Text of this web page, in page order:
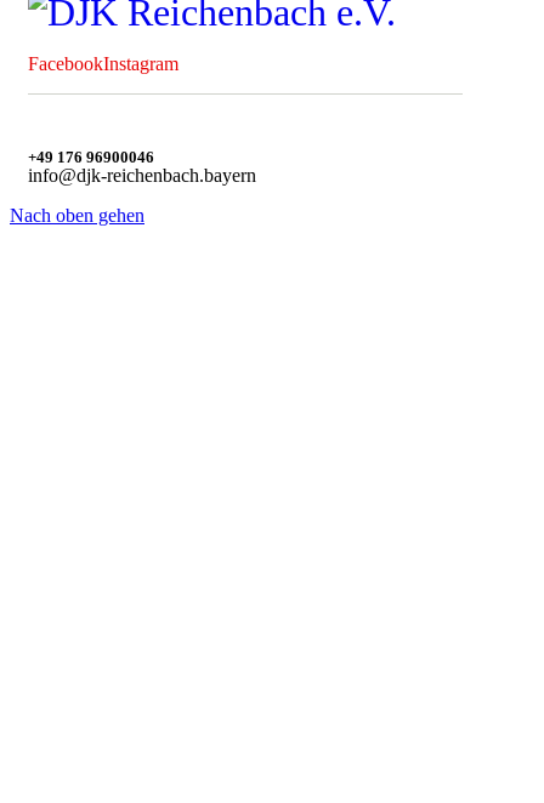
FacebookInstagram
+49 176 96900046
info@djk-reichenbach.bayern
Nach oben gehen